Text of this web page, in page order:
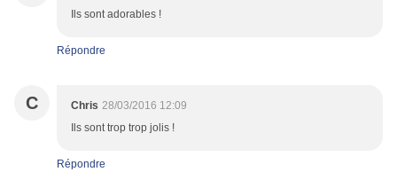
Ils sont adorables !
Répondre
C Chris 28/03/2016 12:09
Ils sont trop trop jolis !
Répondre